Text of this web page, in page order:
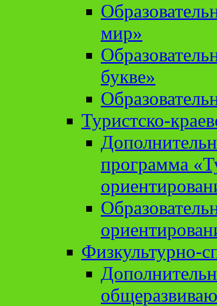
мир»
букве»
Туристско-
программа
Физкультурно-